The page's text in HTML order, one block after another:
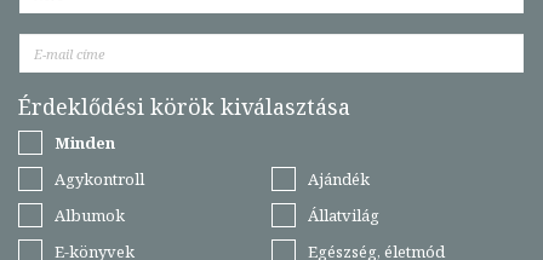
Érdeklődési körök kiválasztása
Minden
Agykontroll
Ajándék
Albumok
Állatvilág
E-könyvek
Egészség, életmód